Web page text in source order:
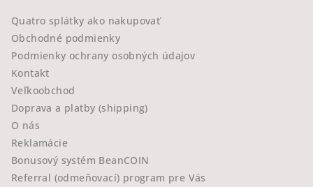
Quatro splátky ako nakupovať
Obchodné podmienky
Podmienky ochrany osobných údajov
Kontakt
Veľkoobchod
Doprava a platby (shipping)
O nás
Reklamácie
Bonusový systém BeanCOIN
Referral (odmeňovací) program pre Vás